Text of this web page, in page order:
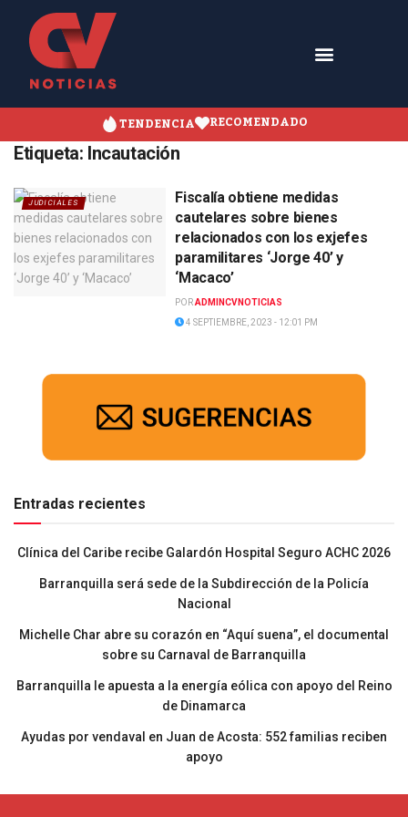
TENDENCIA RECOMENDADO
Etiqueta: Incautación
JUDICIALES
Fiscalía obtiene medidas
cautelares sobre bienes
relacionados con los exjefes
paramilitares ‘Jorge 40’ y
‘Macaco’
PORADMINCVNOTICIAS
4 SEPTIEMBRE, 2023 - 12:01 PM
Entradas recientes
Clínica del Caribe recibe Galardón Hospital Seguro ACHC 2026
Barranquilla será sede de la Subdirección de la Policía
Nacional
Michelle Char abre su corazón en “Aquí suena”, el documental
sobre su Carnaval de Barranquilla
Barranquilla le apuesta a la energía eólica con apoyo del Reino
de Dinamarca
Ayudas por vendaval en Juan de Acosta: 552 familias reciben
apoyo